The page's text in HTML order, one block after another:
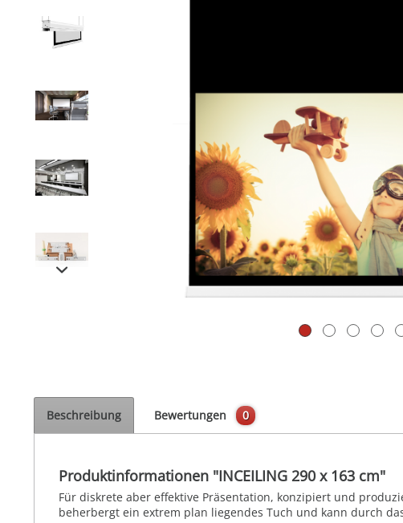
Beschreibung Bewertungen 0
Produktinformationen "INCEILING 290 x 163 cm"
Für diskrete aber effektive Präsentation, konzipiert und
beherbergt ein extrem plan liegendes Tuch und kann durch